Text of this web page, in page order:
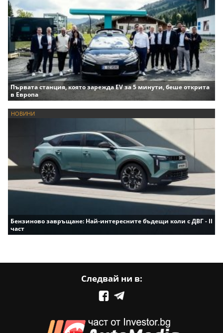
Първата станция, която зарежда EV за 5 минути, беше открита
в Европа
НОВИНИ
Бензиново завръщане: Най-интересните бъдещи коли с ДВГ - II
част
Следвай ни в: